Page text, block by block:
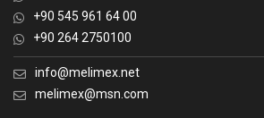
+90 545 961 64 00
+90 264 2750100
info@melimex.net
melimex@msn.com
Nasıl